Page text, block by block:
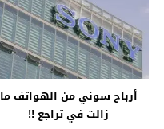
أرباح سوني من الهواتف ما
زالت في تراجع !!